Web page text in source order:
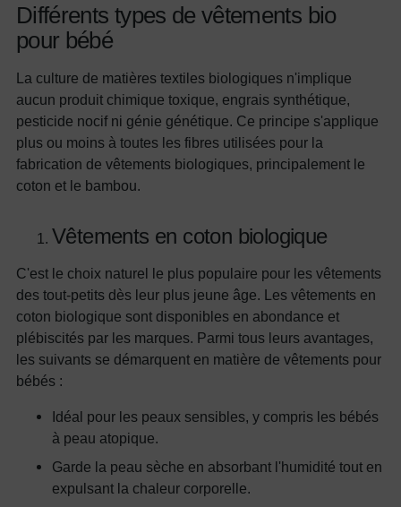
Différents types de vêtements bio
pour bébé
La culture de matières textiles biologiques n'implique
aucun produit chimique toxique, engrais synthétique,
pesticide nocif ni génie génétique. Ce principe s'applique
plus ou moins à toutes les fibres utilisées pour la
fabrication de vêtements biologiques, principalement le
coton et le bambou.
Vêtements en coton biologique
C'est le choix naturel le plus populaire pour les vêtements
des tout-petits dès leur plus jeune âge. Les vêtements en
coton biologique sont disponibles en abondance et
plébiscités par les marques. Parmi tous leurs avantages,
les suivants se démarquent en matière de vêtements pour
bébés :
Idéal pour les peaux sensibles, y compris les bébés
à peau atopique.
Garde la peau sèche en absorbant l'humidité tout en
expulsant la chaleur corporelle.